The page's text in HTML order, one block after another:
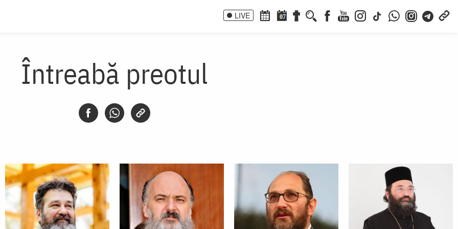
LIVE 07
Întreabă preotul